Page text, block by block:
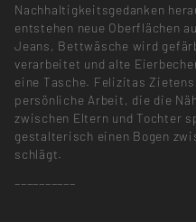
Nachhaltigkeitsgedanken
entstehen neue Oberflächen
Jeans, Bettwäsche wird
verarbeitet und alte
eine Tasche. Felizitas
persönliche Arbeit, die die
zwischen Eltern und Tochter
gestalterisch einen Bogen
schlägt.